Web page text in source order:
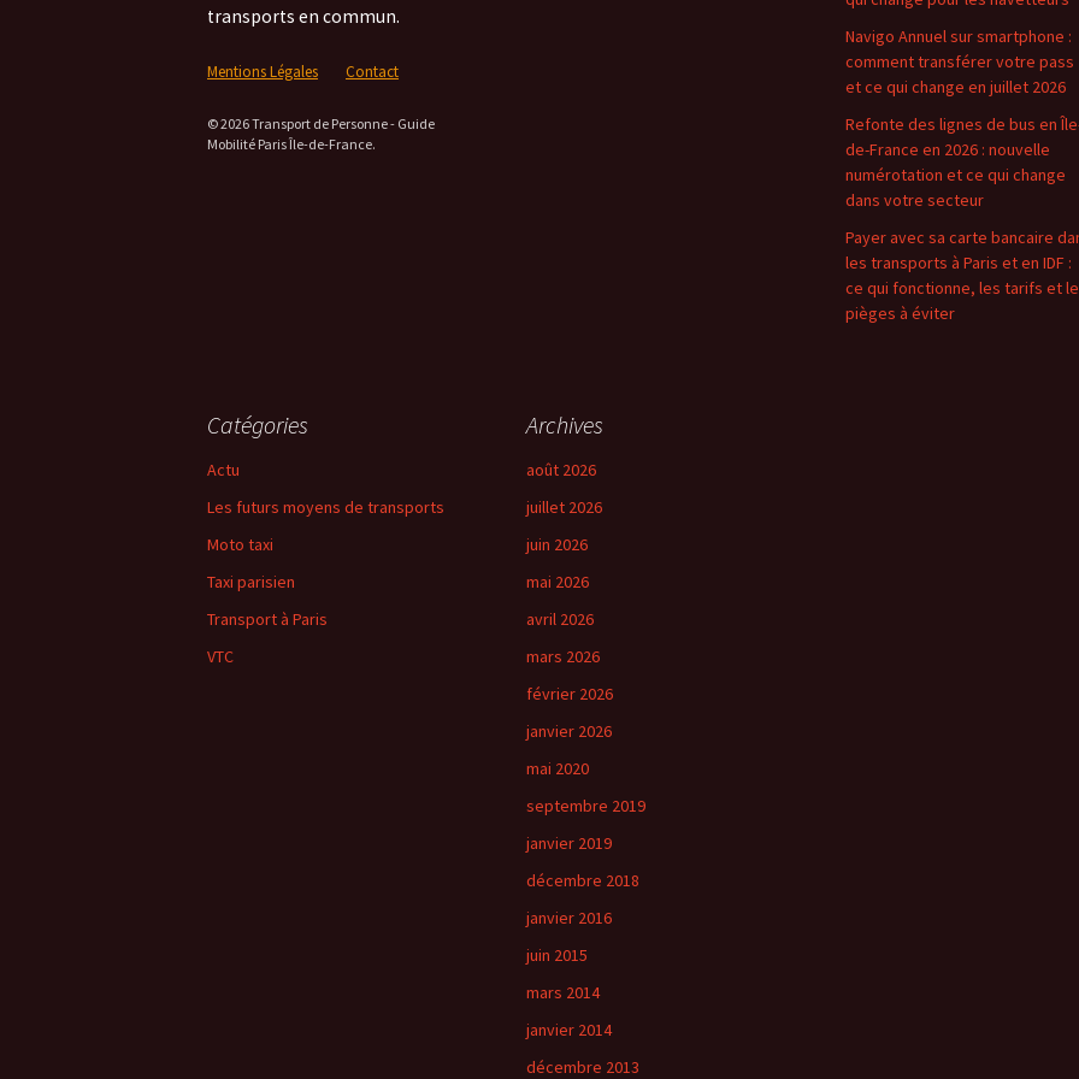
transports en commun.
Mentions Légales Contact
© 2026 Transport de Personne - Guide
Mobilité Paris Île-de-France.
Navigo Annuel sur smartphone :
comment transférer votre pass
et ce qui change en juillet 2026
Refonte des lignes de bus en
de-France en 2026 : nouvelle
numérotation et ce qui change
dans votre secteur
Payer avec sa carte bancaire
les transports à Paris et en IDF :
ce qui fonctionne, les tarifs et
pièges à éviter
Catégories
Actu
Les futurs moyens de transports
Moto taxi
Taxi parisien
Transport à Paris
VTC
Archives
août 2026
juillet 2026
juin 2026
mai 2026
avril 2026
mars 2026
février 2026
janvier 2026
mai 2020
septembre 2019
janvier 2019
décembre 2018
janvier 2016
juin 2015
mars 2014
janvier 2014
décembre 2013